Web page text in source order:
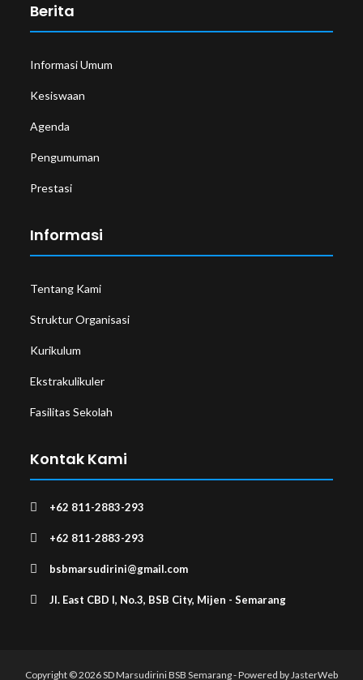
Berita
Informasi Umum
Kesiswaan
Agenda
Pengumuman
Prestasi
Informasi
Tentang Kami
Struktur Organisasi
Kurikulum
Ekstrakulikuler
Fasilitas Sekolah
Kontak Kami
+62 811-2883-293
+62 811-2883-293
bsbmarsudirini@gmail.com
Jl. East CBD I, No.3, BSB City, Mijen - Semarang
Copyright © 2026 SD Marsudirini BSB Semarang - Powered byJasterWeb